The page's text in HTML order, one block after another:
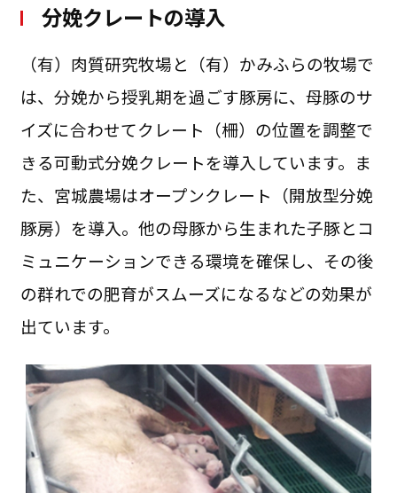
分娩クレートの導入
（有）肉質研究牧場と（有）かみふらの牧場で
は、分娩から授乳期を過ごす豚房に、母豚のサ
イズに合わせてクレート（柵）の位置を調整で
きる可動式分娩クレートを導入しています。ま
た、宮城農場はオープンクレート（開放型分娩
豚房）を導入。他の母豚から生まれた子豚とコ
ミュニケーションできる環境を確保し、その後
の群れでの肥育がスムーズになるなどの効果が
出ています。